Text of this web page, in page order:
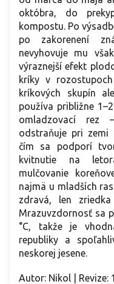
októbra, do
kompostu. Po
po zakorenení
nevyhovuje mu
výraznejší efekt
kríky v
kríkových skupín
používa približne
omladzovací rez
odstraňuje pri zemi
čím sa podporí
kvitnutie na
mulčovanie
najmä u mladších
zdravá, len
Mrazuvzdornosť sa
°C, takže je
republiky a
neskorej jesene.
Autor: Nikol | Revize: